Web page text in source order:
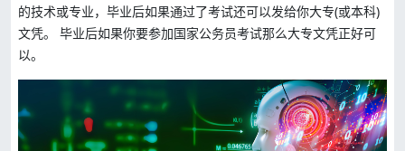
的技术或专业，毕业后如果通过了考试还可以发给你大专(或本科)
文凭。 毕业后如果你要参加国家公务员考试那么大专文凭正好可
以。